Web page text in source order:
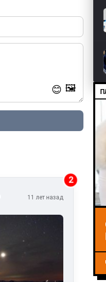
😊 🖼️
2
11 лет назад